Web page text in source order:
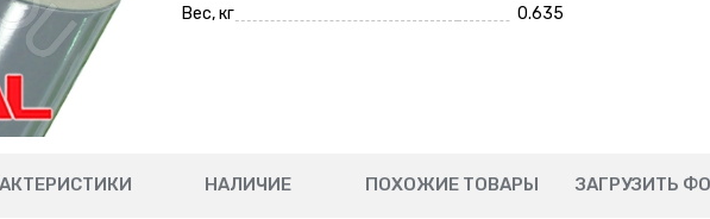
Вес, кг
0.635
НАЛИЧИЕ ПОХОЖИЕ ТОВАРЫ ЗАГРУЗИТЬ